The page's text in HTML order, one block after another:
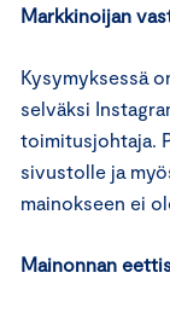
Markkinoijan
Kysymyksessä
selväksi
toimitusjohtaja.
sivustolle ja
mainokseen ei
Mainonnan